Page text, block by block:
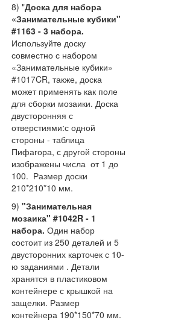
8) "Доска для набора
«Занимательные кубики"
#1163 - 3 набора.
Используйте доску
совместно с набором
«Занимательные кубики»
#1017CR, также, доска
может применять как поле
для сборки мозаики. Доска
двусторонняя с
отверстиями:с одной
стороны - таблица
Пифагора, с другой стороны
изображены числа от 1 до
100. Размер доски
210*210*10 мм.
9) "Занимательная
мозаика" #1042R - 1
набора. Один набор
состоит из 250 деталей и 5
двусторонних карточек с 10-
ю заданиями . Детали
хранятся в пластиковом
контейнере с крышкой на
защелки. Размер
контейнера 190*150*70 мм.